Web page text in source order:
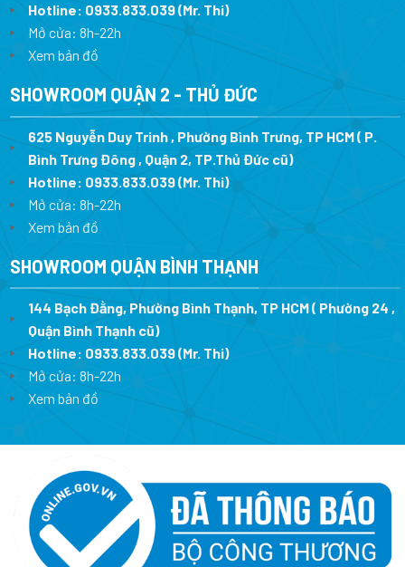
Hotline: 0933.833.039(Mr. Thi)
Mở cửa: 8h-22h
Xem bản đồ
SHOWROOM QUẬN 2 - THỦ ĐỨC
625 Nguyễn Duy Trinh , Phường Bình Trưng, TP HCM ( P.
Bình Trưng Đông , Quận 2, TP.Thủ Đức cũ)
Hotline: 0933.833.039(Mr. Thi)
Mở cửa: 8h-22h
Xem bản đồ
SHOWROOM QUẬN BÌNH THẠNH
144 Bạch Đằng, Phường Bình Thạnh, TP HCM ( Phường 24 ,
Quận Bình Thạnh cũ)
Hotline: 0933.833.039(Mr. Thi)
Mở cửa: 8h-22h
Xem bản đồ